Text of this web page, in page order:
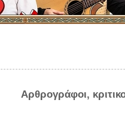
Αρθρογράφοι,